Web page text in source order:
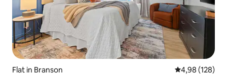
Flat in Branson Gemiddelde
4,98 (128)